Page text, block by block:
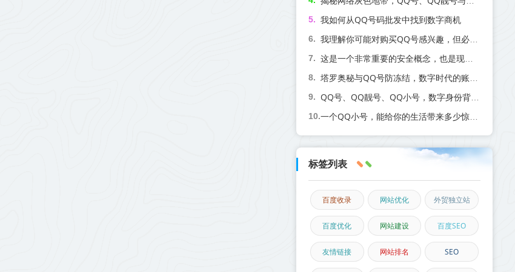
我如何从QQ号码批发中找到数字商机
标签列表
百度收录 网站优化 外贸独立站
百度优化 网站建设 百度SEO
友情链接 网站排名 SEO